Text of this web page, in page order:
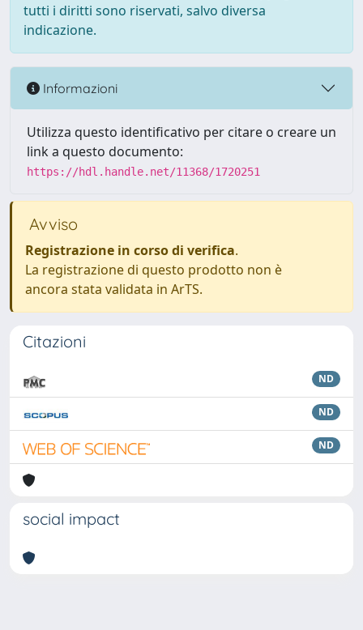
tutti i diritti sono riservati, salvo diversa
indicazione.
Informazioni
Utilizza questo identificativo per citare o creare un
link a questo documento:
https://hdl.handle.net/11368/1720251
Avviso
Registrazione in corso di verifica.
La registrazione di questo prodotto non è
ancora stata validata in ArTS.
Citazioni
ND
ND
ND
social impact